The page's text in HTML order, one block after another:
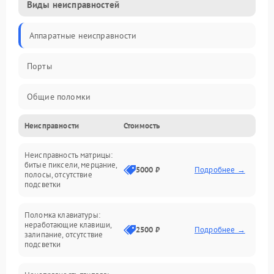
Виды неисправностей
Аппаратные неисправности
Порты
Общие поломки
Устройства
Программные ошибки
Электрические и системные сбои
Интерфейсные проблемы
Батарея
Неисправности Стоимость
Неисправность матрицы:
битые пиксели, мерцание,
полосы, отсутствие
подсветки
5000 ₽ Подробнее →
Поломка клавиатуры:
неработающие клавиши,
залипание, отсутствие
подсветки
2500 ₽ Подробнее →